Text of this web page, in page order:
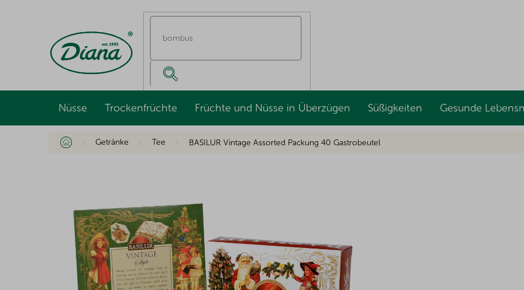
Nüsse Trockenfrüchte Früchte und Nüsse in Überzügen Süßigkeiten Gesunde
StartseiteGetränke Tee BASILUR Vintage Assorted Packung 40 Gastrobeutel